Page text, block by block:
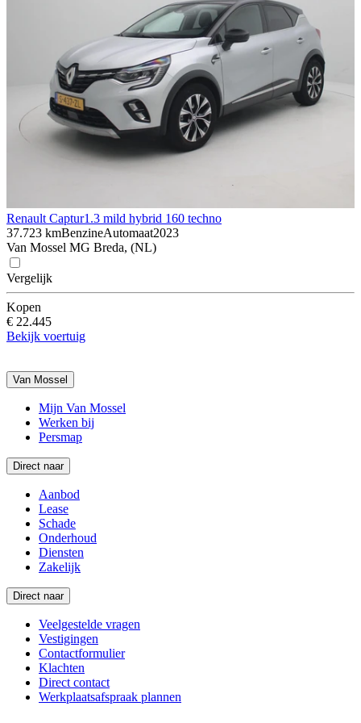
Renault Captur1.3 mild hybrid 160 techno
37.723 kmBenzineAutomaat2023
Van Mossel MG Breda, (NL)
Vergelijk
Kopen
€ 22.445
Bekijk voertuig
Van Mossel
Mijn Van Mossel
Werken bij
Persmap
Direct naar
Aanbod
Lease
Schade
Onderhoud
Diensten
Zakelijk
Direct naar
Veelgestelde vragen
Vestigingen
Contactformulier
Klachten
Direct contact
Werkplaatsafspraak plannen